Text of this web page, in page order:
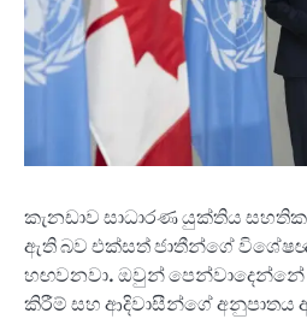
කැනඩාව සාධාරණ යුක්තිය
ඇති බව එක්සත් ජාතීන්ගේ
හඟවනවා. ඔවුන් පෙන්වාදෙන්නේ
කිරීම් සහ ආදිවාසීන්ගේ අනුපාතය